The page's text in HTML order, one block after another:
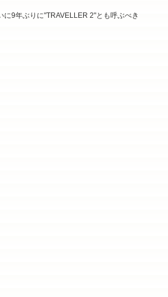
9年ぶりに"TRAVELLER 2"とも呼ぶべき